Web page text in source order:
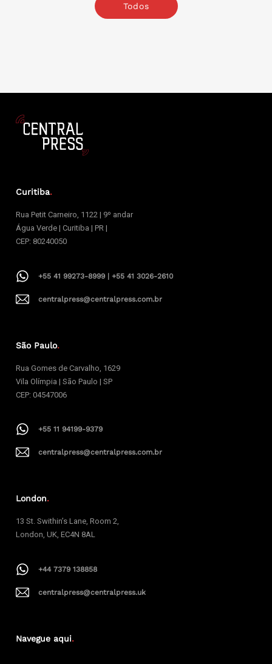
Todos
Curitiba.
Rua Petit Carneiro, 1122 | 9º andar
Água Verde | Curitiba | PR |
CEP: 80240050
+55 41 99273-8999 | +55 41 3026-2610
centralpress@centralpress.com.br
São Paulo.
Rua Gomes de Carvalho, 1629
Vila Olímpia | São Paulo | SP
CEP: 04547006
+55 11 94199-9379
centralpress@centralpress.com.br
London.
13 St. Swithin’s Lane, Room 2,
London, UK, EC4N 8AL
+44 7379 138858
centralpress@centralpress.uk
Navegue aqui.